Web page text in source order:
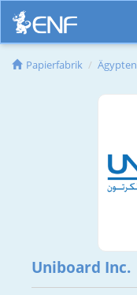
Papierfabrik Ägypten
Uniboard Inc.